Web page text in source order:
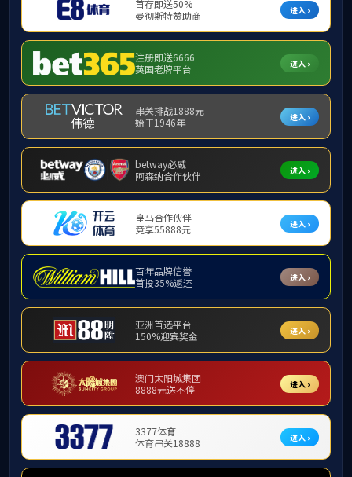
提示：访问地址无效，allen-bradley-powerflex-4-22a-a2p1n113找不到
对应的栏目！
首页